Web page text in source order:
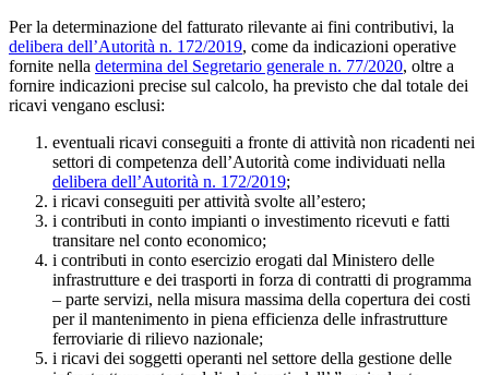
Per la determinazione del fatturato rilevante ai fini contributivi, la
delibera dell’Autorità n. 172/2019, come da indicazioni operative
fornite nella determina del Segretario generale n. 77/2020, oltre a
fornire indicazioni precise sul calcolo, ha previsto che dal totale dei
ricavi vengano esclusi:
eventuali ricavi conseguiti a fronte di attività non ricadenti nei
settori di competenza dell’Autorità come individuati nella
delibera dell’Autorità n. 172/2019;
i ricavi conseguiti per attività svolte all’estero;
i contributi in conto impianti o investimento ricevuti e fatti
transitare nel conto economico;
i contributi in conto esercizio erogati dal Ministero delle
infrastrutture e dei trasporti in forza di contratti di programma
– parte servizi, nella misura massima della copertura dei costi
per il mantenimento in piena efficienza delle infrastrutture
ferroviarie di rilievo nazionale;
i ricavi dei soggetti operanti nel settore della gestione delle